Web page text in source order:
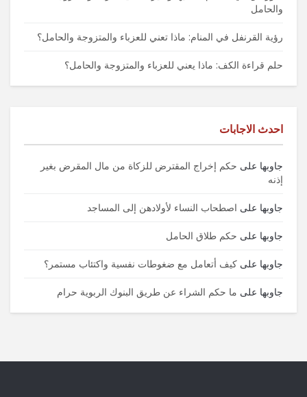
والحامل
رؤية القرنفل في المنام: ماذا تعني للعزباء والمتزوجة والحامل؟
حلم قراءة الكف: ماذا يعني للعزباء والمتزوجة والحامل؟
احدث الاجابات
جاوبها على حكم إخراج المقترض للزكاة من مال المقرض بغير
إذنه
جاوبها على اصطحاب النساء لأولادهن إلى المساجد
جاوبها على حكم طلاق الحامل
جاوبها على كيف أتعامل مع ضغوطات نفسية واكتئاب مستمر؟
جاوبها على ما حكم الشراء عن طريق البنوك الربوية حرام